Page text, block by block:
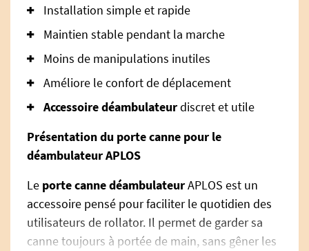
Installation simple et rapide
Maintien stable pendant la marche
Moins de manipulations inutiles
Améliore le confort de déplacement
Accessoire déambulateurdiscret et utile
Présentation du porte canne pour le
déambulateur APLOS
Le porte canne déambulateurAPLOS est un
accessoire pensé pour faciliter le quotidien des
utilisateurs de rollator. Il permet de garder sa
canne toujours à portée de main, sans gêner les